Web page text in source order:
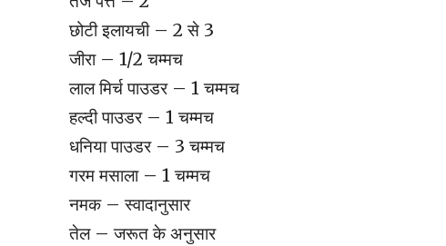
छोटी इलायची – 2 से 3
जीरा – 1/2 चम्मच
लाल मिर्च पाउडर – 1 चम्मच
हल्दी पाउडर – 1 चम्मच
धनिया पाउडर – 3 चम्मच
गरम मसाला – 1 चम्मच
नमक – स्वादानुसार
तेल – जरूत के अनुसार